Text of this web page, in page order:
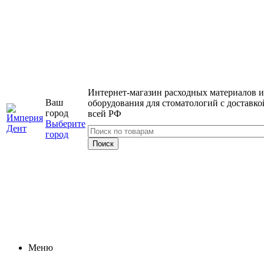
Ваш
город
Выберите
город
Интернет-магазин расходных материалов и
оборудования для стоматологий с
всей РФ
Меню